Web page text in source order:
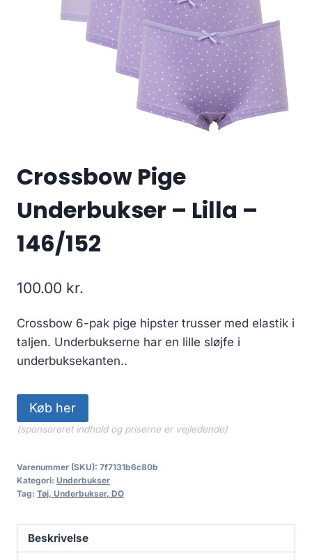
Crossbow Pige
Underbukser – Lilla –
146/152
100.00 kr.
Crossbow 6-pak pige hipster trusser med elastik i
taljen. Underbukserne har en lille sløjfe i
underbuksekanten..
Køb her
(sponsoreret indhold og priserne er vejledende)
Varenummer (SKU): 7f7131b6c80b
Kategori: Underbukser
Tag: Tøj, Underbukser, DO
Beskrivelse